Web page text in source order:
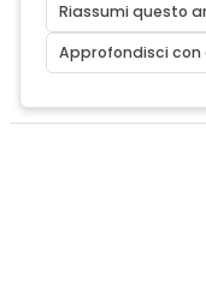
Riassumi questo
Approfondisci